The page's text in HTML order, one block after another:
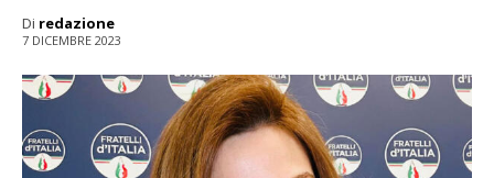
Di redazione
7 DICEMBRE 2023